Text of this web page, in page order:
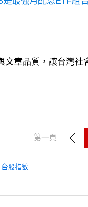
文章品質，讓台灣社
第一頁
台股指數